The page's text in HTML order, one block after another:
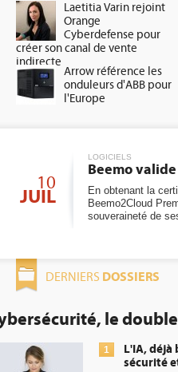
Laetitia Varin rejoint
Orange
Cyberdefense pour
créer son canal de vente
indirecte
Arrow référence les
onduleurs d'ABB pour
l'Europe
10
JUIL
LOGICIELS
Beemo
En obtenant la
Beemo2Cloud
souveraineté de
DERNIERS DOSSIERS
double visage de
L'IA, déjà bien présente
sécurité et...